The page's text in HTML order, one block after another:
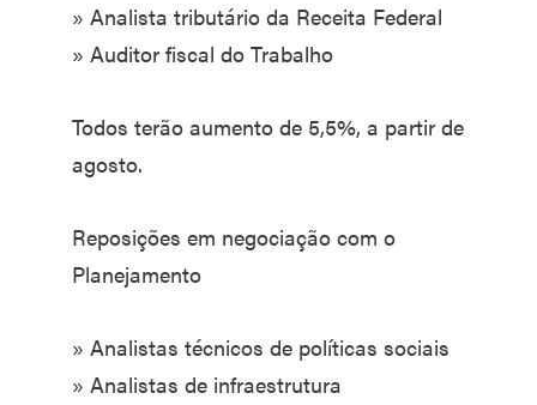
» Analista tributário da Receita Federal
» Auditor fiscal do Trabalho
Todos terão aumento de 5,5%, a partir de
agosto.
Reposições em negociação com o
Planejamento
» Analistas técnicos de políticas sociais
» Analistas de infraestrutura